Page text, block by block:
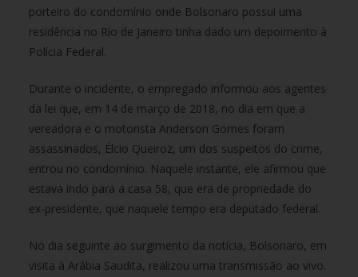
porteiro do condomínio onde Bolsonaro possui uma
residência no Rio de Janeiro tinha dado um depoimento à
Polícia Federal.
Durante o incidente, o empregado informou aos agentes
da lei que, em 14 de março de 2018, no dia em que a
vereadora e o motorista Anderson Gomes foram
assassinados, Élcio Queiroz, um dos suspeitos do crime,
entrou no condomínio. Naquele instante, ele afirmou que
estava indo para a casa 58, que era de propriedade do
ex-presidente, que naquele tempo era deputado federal.
No dia seguinte ao surgimento da notícia, Bolsonaro, em
visita à Arábia Saudita, realizou uma transmissão ao vivo.